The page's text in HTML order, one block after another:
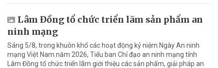
Lâm Đồng tổ chức triển lãm sản phẩm an
ninh mạng
Sáng 5/8, trong khuôn khổ các hoạt động kỷ niệm Ngày An ninh
mạng Việt Nam năm 2026, Tiểu ban Chỉ đạo an ninh mạng tỉnh
Lâm Đồng tổ chức triển lãm giới thiệu các sản phẩm, giải pháp an